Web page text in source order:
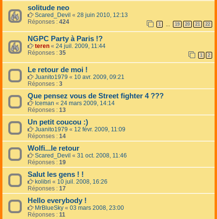
solitude neo
Scared_Devil « 28 juin 2010, 12:13
Réponses : 424 1 … 19 20 21 22
NGPC Party à Paris !?
teren « 24 juil. 2009, 11:44
Réponses : 35 1 2
Le retour de moi !
Juanito1979 « 10 avr. 2009, 09:21
Réponses : 3
Que pensez vous de Street fighter 4 ???
Iceman « 24 mars 2009, 14:14
Réponses : 13
Un petit coucou :)
Juanito1979 « 12 févr. 2009, 11:09
Réponses : 14
Wolfi...le retour
Scared_Devil « 31 oct. 2008, 11:46
Réponses : 19
Salut les gens ! !
kolibri « 10 juil. 2008, 16:26
Réponses : 17
Hello everybody !
MrBlueSky « 03 mars 2008, 23:00
Réponses : 11